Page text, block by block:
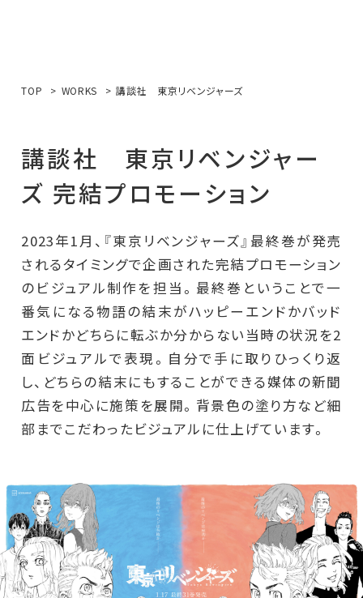
TOP WORKS 講談社 東京リベンジャーズ
講談社 東京 リベンジャー
ズ 完結プロモー ション
2023年1月、『東京リベンジャーズ』最終巻が発売
されるタイミングで企画された完結プロモーション
のビジュアル制作を担当。最終巻ということで一
番気になる物語の結末がハッピーエンドかバッド
エンドかどちらに転ぶか分からない当時の状況を2
面ビジュアルで表現。自分で手に取りひっくり返
し、どちらの結末にもすることができる媒体の新聞
広告を中心に施策を展開。背景色の塗り方など細
部までこだわったビジュアルに仕上げています。